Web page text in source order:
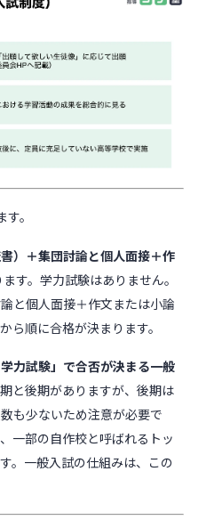
。
）＋集団討論と個人面接＋作
す。学力試験はありません。
と個人面接＋作文または小論
ら順に合格が決まります。
力試験」で合否が決まる一般
と後期がありますが、後期は
も少ないため注意が必要で
一部の自作校と呼ばれるトッ
。一般入試の仕組みは、この